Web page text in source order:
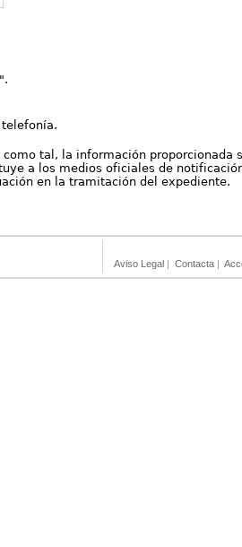
telefonía.
tal, la información proporcionada
a los medios oficiales de
en la tramitación del expediente.
Aviso Legal | Contacta |